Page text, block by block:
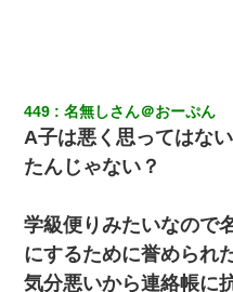
449 名無しさん＠おーぷん
A子は悪く思ってはな
たんじゃない？
学級便りみたいなので
にするために誉められ
気分悪いから連絡帳に